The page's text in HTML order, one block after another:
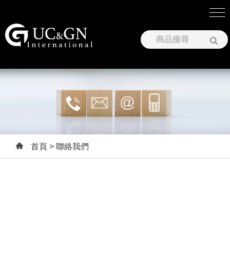
首頁 > 聯絡我們